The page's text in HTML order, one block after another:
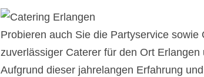
Probieren auch Sie die Partyservice
zuverlässiger Caterer für den Ort
Aufgrund dieser jahrelangen Erfahrung